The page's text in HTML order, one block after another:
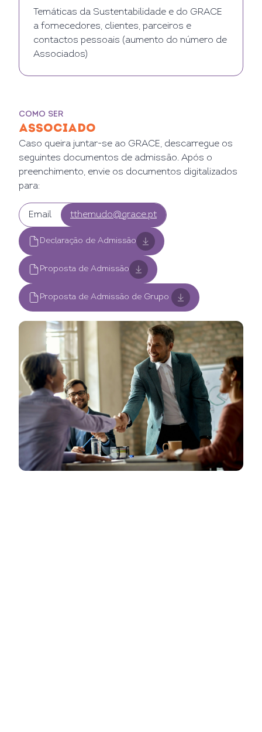
Temáticas da Sustentabilidade e do GRACE
a fornecedores, clientes, parceiros e
contactos pessoais (aumento do número de
Associados)
COMO SER
ASSOCIADO
Caso queira juntar-se ao GRACE, descarregue os
seguintes documentos de admissão. Após o
preenchimento, envie os documentos digitalizados
para:
Email tthemudo@grace.pt
Declaração de Admissão
Proposta de Admissão
Proposta de Admissão de Grupo